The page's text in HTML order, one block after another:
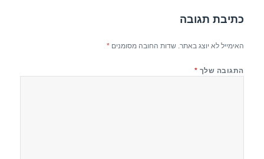
כתיבת תגובה
האימייל לא יוצג באתר. שדות החובה מסומנים*
התגובה שלך *